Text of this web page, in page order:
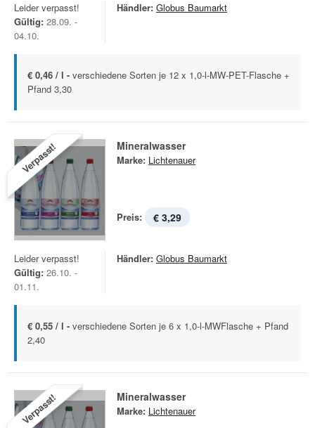
Leider verpasst!
Gültig: 28.09. -
04.10.
Händler: Globus Baumarkt
€ 0,46 / l - verschiedene Sorten je 12 x 1,0-l-MW-PET-Flasche +
Pfand 3,30
Verpasst! Mineralwasser
Marke: Lichtenauer
Preis: € 3,29
Leider verpasst!
Gültig: 26.10. -
01.11.
Händler: Globus Baumarkt
€ 0,55 / l - verschiedene Sorten je 6 x 1,0-l-MWFlasche + Pfand
2,40
Verpasst! Mineralwasser
Marke: Lichtenauer